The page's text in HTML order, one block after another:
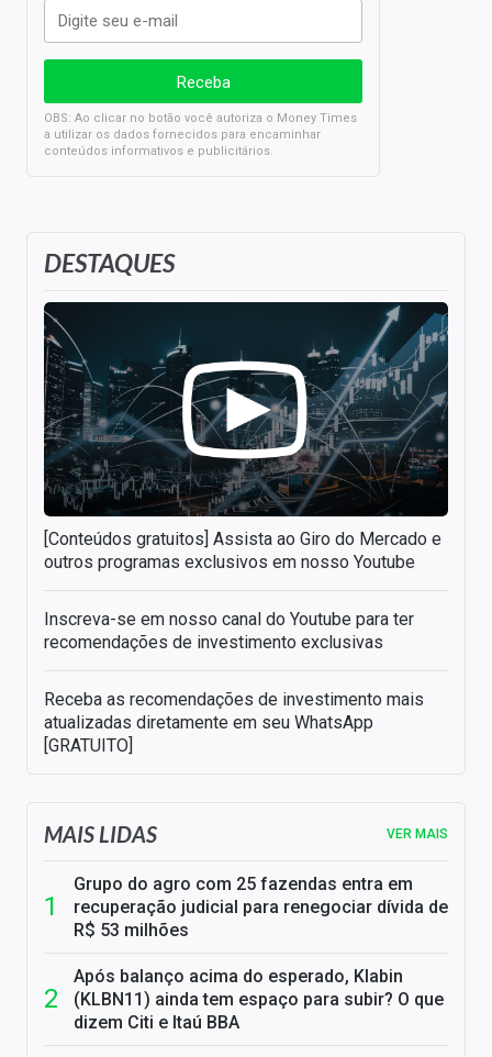
DESTAQUES
[Conteúdos gratuitos] Assista ao Giro do Mercado e
outros programas exclusivos em nosso Youtube
Inscreva-se em nosso canal do Youtube para ter
recomendações de investimento exclusivas
Receba as recomendações de investimento mais
atualizadas diretamente em seu WhatsApp
[GRATUITO]
OBS: Ao clicar no botão você autoriza o Money Times
a utilizar os dados fornecidos para encaminhar
conteúdos informativos e publicitários.
MAIS LIDAS VER MAIS
Grupo do agro com 25 fazendas entra em
recuperação judicial para renegociar dívida de
R$ 53 milhões
Após balanço acima do esperado, Klabin
(KLBN11) ainda tem espaço para subir? O que
dizem Citi e Itaú BBA